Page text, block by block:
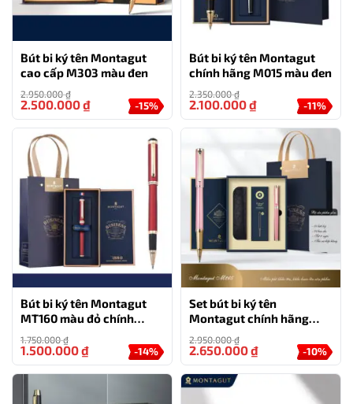
Bút bi ký tên Montagut
cao cấp M303 màu đen
2.950.000₫
-15%
2.500.000₫
Bút bi ký tên Montagut
chính hãng M015 màu đen
2.350.000₫
-11%
2.100.000₫
Bút bi ký tên Montagut
MT160 màu đỏ chính
hãng món quà tặng cho
doanh nghiệp
1.750.000₫
-14%
1.500.000₫
Set bút bi ký tên
Montagut chính hãng
M265 màu hồng đính đá
cao cấp
2.950.000₫
-10%
2.650.000₫